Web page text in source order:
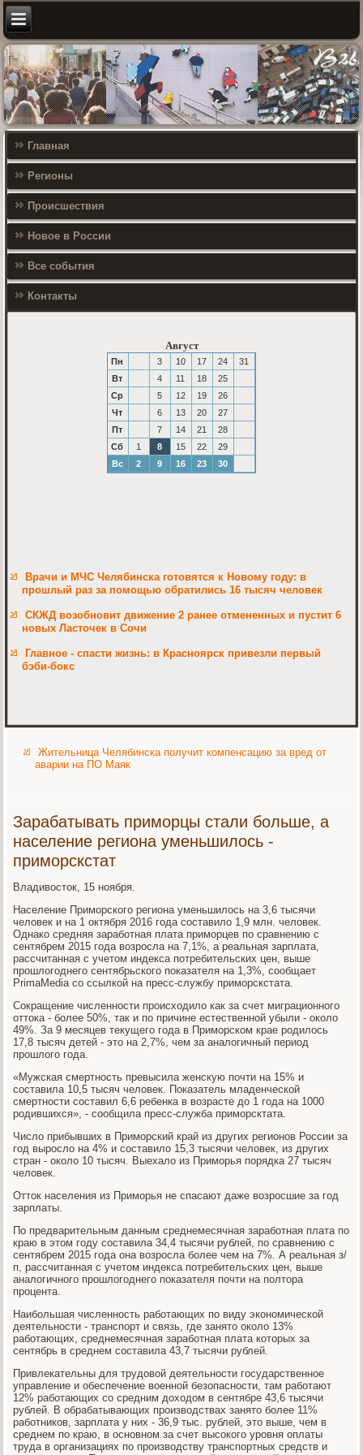
Главная
Регионы
Происшествия
Новое в России
Все события
Контакты
Август
Пн 3 10 17 24
31
Вт
4 11 18
25
Ср
5 12 19
26
Чт
6 13 20
27
Пт
7 14 21
28
Сб
1 8 15 22
29
Вс
2 9 16 23 30
Врачи и МЧС Челябинска готовятся к Новому году: в
прошлый раз за помощью обратились 16 тысяч человек
СКЖД возобновит движение 2 ранее отмененных и пустит 6
новых Ласточек в Сочи
Главное - спасти жизнь: в Красноярск привезли первый
бэби-бокс
Жительница Челябинска получит компенсацию за вред от
аварии на ПО Маяк
Зарабатывать приморцы стали больше, а
население региона уменьшилось -
приморскстат
Владивосток, 15 ноября.
Население Приморского региона уменьшилось на 3,6 тысячи
человек и на 1 октября 2016 года составило 1,9 млн. человек.
Однако средняя заработная плата приморцев по сравнению с
сентябрем 2015 года возросла на 7,1%, а реальная зарплата,
рассчитанная с учетом индекса потребительских цен, выше
прошлогоднего сентябрьского показателя на 1,3%, сообщает
PrimaMedia cо ссылкой на пресс-службу приморскстата.
Сокращение численности происходило как за счет миграционного
оттока - более 50%, так и по причине естественной убыли - около
49%. За 9 месяцев текущего года в Приморском крае родилось
17,8 тысяч детей - это на 2,7%, чем за аналогичный период
прошлого года.
«Мужская смертность превысила женскую почти на 15% и
составила 10,5 тысяч человек. Показатель младенческой
смертности составил 6,6 ребенка в возрасте до 1 года на 1000
родившихся», - сообщила пресс-служба приморсктата.
Число прибывших в Приморский край из других регионов России за
год выросло на 4% и составило 15,3 тысячи человек, из других
стран - около 10 тысяч. Выехало из Приморья порядка 27 тысяч
человек.
Отток населения из Приморья не спасают даже возросшие за год
зарплаты.
По предварительным данным среднемесячная заработная плата по
краю в этом году составила 34,4 тысячи рублей, по сравнению с
сентябрем 2015 года она возросла более чем на 7%. А реальная з/
п, рассчитанная с учетом индекса потребительских цен, выше
аналогичного прошлогоднего показателя почти на полтора
процента.
Наибольшая численность работающих по виду экономической
деятельности - транспорт и связь, где занято около 13%
работающих, среднемесячная заработная плата которых за
сентябрь в среднем составила 43,7 тысячи рублей.
Привлекательны для трудовой деятельности государственное
управление и обеспечение военной безопасности, там работают
12% работающих со средним доходом в сентябре 43,6 тысячи
рублей. В обрабатывающих производствах занято более 11%
работников, зарплата у них - 36,9 тыс. рублей, это выше, чем в
среднем по краю, в основном за счет высокого уровня оплаты
труда в организациях по производству транспортных средств и